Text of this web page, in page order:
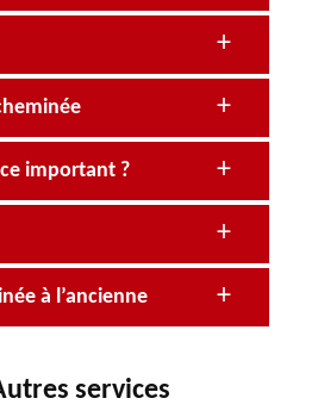
important ?
à l’ancienne
services